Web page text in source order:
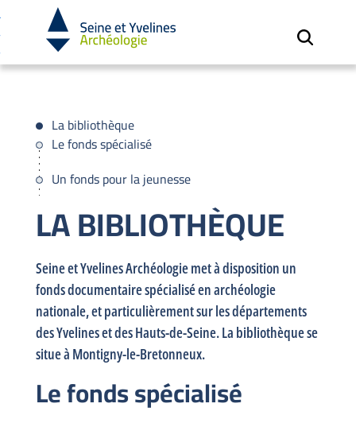
Aller
au
contenu
Aller
à
la
recherche
La bibliothèque
Le fonds spécialisé
Un fonds pour la jeunesse
LA BIBLIOTHÈQUE
Seine et Yvelines Archéologie met à disposition un
fonds documentaire spécialisé en archéologie
nationale, et particulièrement sur les départements
des Yvelines et des Hauts-de-Seine. La bibliothèque se
situe à Montigny-le-Bretonneux.
Le fonds spécialisé
Cookies et traceurs utilisés sur ce site.